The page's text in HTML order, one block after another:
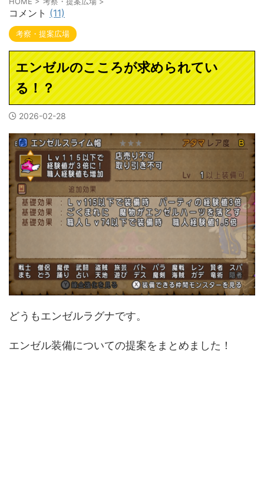
コメント (11)
考察・提案広場
エンゼルのこころが求められてい
る！？
2026-02-28
どうもエンゼルラグナです。
エンゼル装備についての提案をまとめました！